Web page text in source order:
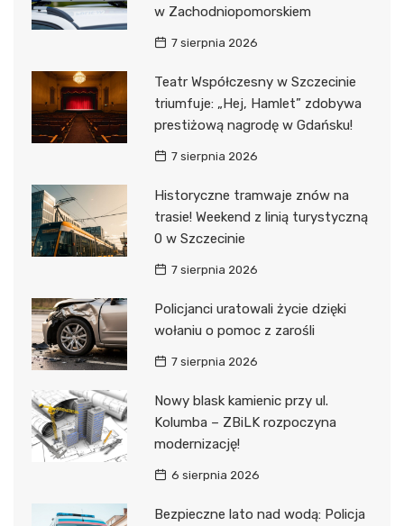
w Zachodniopomorskiem
7 sierpnia 2026
Teatr Współczesny w Szczecinie
triumfuje: „Hej, Hamlet” zdobywa
prestiżową nagrodę w Gdańsku!
7 sierpnia 2026
Historyczne tramwaje znów na
trasie! Weekend z linią turystyczną
0 w Szczecinie
7 sierpnia 2026
Policjanci uratowali życie dzięki
wołaniu o pomoc z zarośli
7 sierpnia 2026
Nowy blask kamienic przy ul.
Kolumba – ZBiLK rozpoczyna
modernizację!
6 sierpnia 2026
Bezpieczne lato nad wodą: Policja